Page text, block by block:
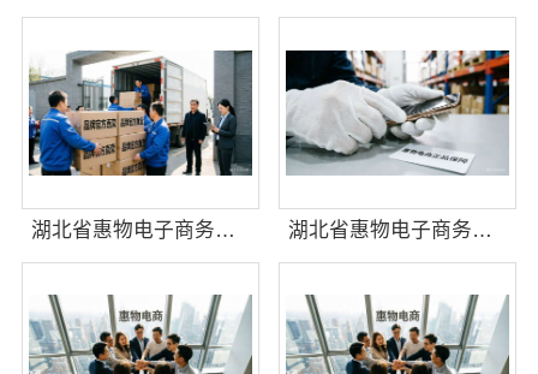
湖北省惠物电子商务有限公司优惠数码家电工具价格 湖北省惠物电子商务有限公司2025母婴用品平台优缺点探